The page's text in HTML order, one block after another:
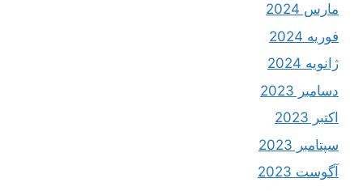
مارس 2024
فوریه 2024
ژانویه 2024
دسامبر 2023
اکتبر 2023
سپتامبر 2023
آگوست 2023